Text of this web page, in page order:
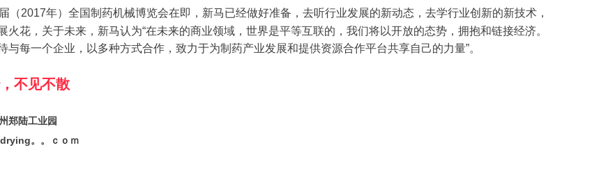
（2017年）全国制药机械博览会在即，新马已经做好准备，去听行业发展的新动态，去学行业创新的新技术，
火花，关于未来，新马认为“在未来的商业领域，世界是平等互联的，我们将以开放的态势，拥抱和链接经济。
与每一个企业，以多种方式合作，致力于为制药产业发展和提供资源合作平台共享自己的力量”。
不见不散
郑陆工业园
。。ｃｏｍ